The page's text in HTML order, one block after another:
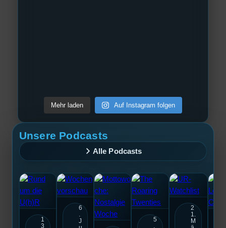
Mehr laden Auf Instagram folgen
Unsere Podcasts
Alle Podcasts
1
3
6
J
5
2
1.
M